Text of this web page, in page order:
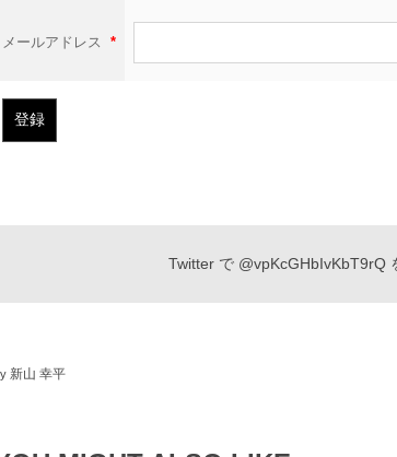
メールアドレス *
Twitter で @vpKcGHbIvKbT9rQ
新山 幸平